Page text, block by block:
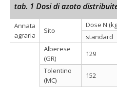
tab. 1 Dosi di azoto
Annata
agraria
Sito
Dose N
standard
Alberese
(GR)
129
Tolentino
(MC)
152